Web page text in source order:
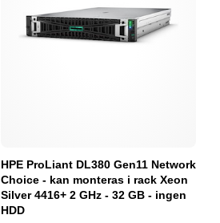
HPE ProLiant DL380 Gen11 Network
Choice - kan monteras i rack Xeon
Silver 4416+ 2 GHz - 32 GB - ingen
HDD